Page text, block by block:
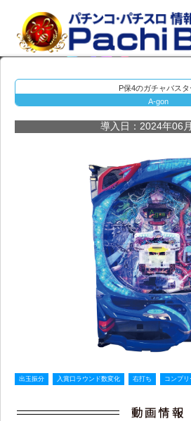
P保4のガチャバスタ
A-gon
導入日：2024年06
出玉振分 入賞口ラウンド数変化 右打ち コンプ